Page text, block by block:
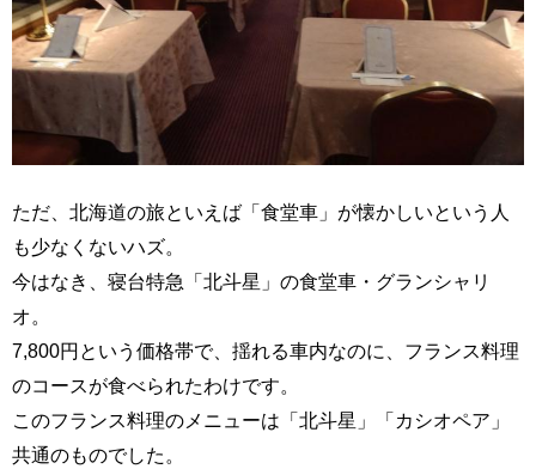
ただ、北海道の旅といえば「食堂車」が懐かしいという人
も少なくないハズ。
今はなき、寝台特急「北斗星」の食堂車・グランシャリ
オ。
7,800円という価格帯で、揺れる車内なのに、フランス料理
のコースが食べられたわけです。
このフランス料理のメニューは「北斗星」「カシオペア」
共通のものでした。